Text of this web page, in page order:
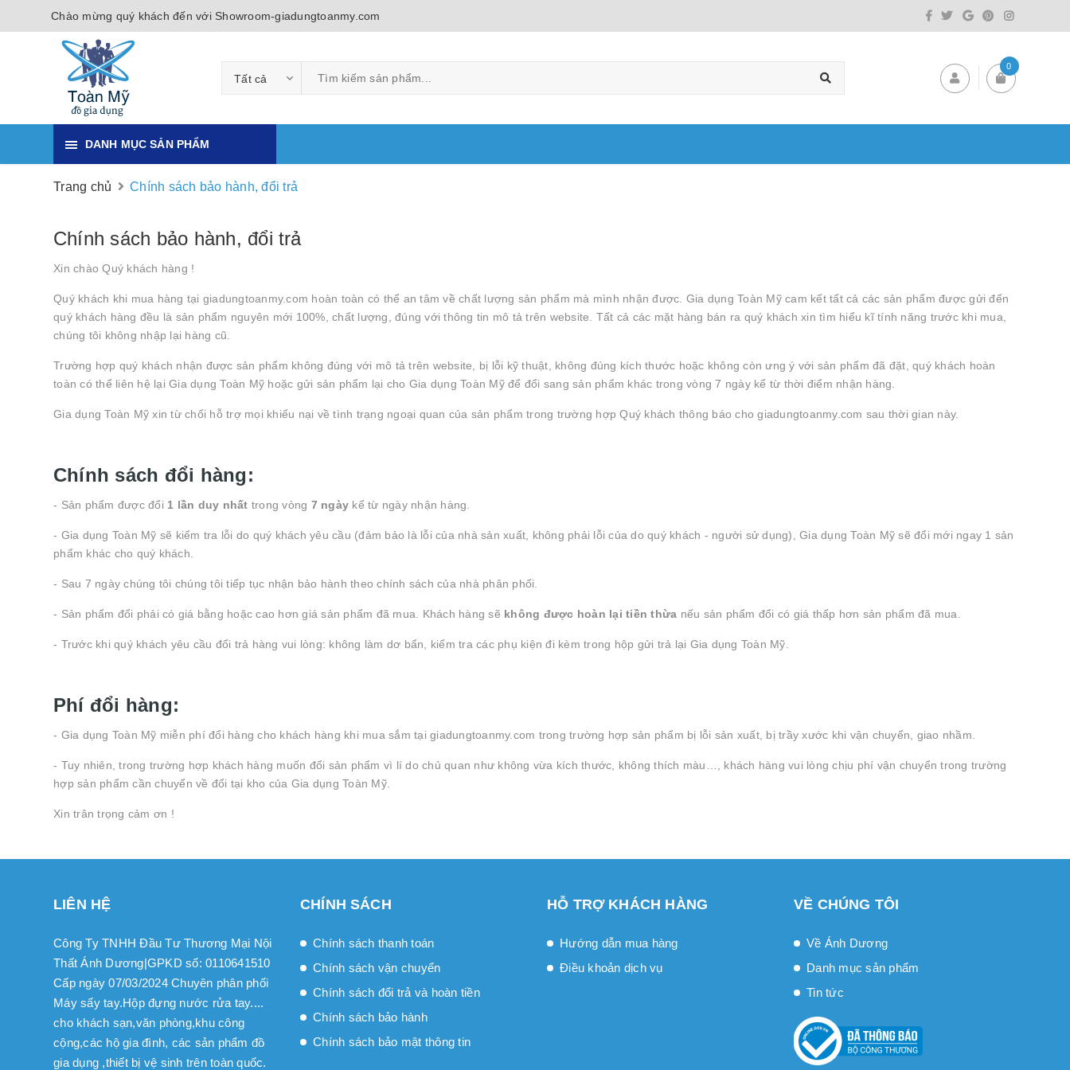
Chào mừng quý khách đến với Showroom-giadungtoanmy.com
Tất cả
0
DANH MỤC SẢN PHẨM
Trang chủ Chính sách bảo hành, đổi trả
Chính sách bảo hành, đổi trả
Xin chào Quý khách hàng !
Quý khách khi mua hàng tại giadungtoanmy.com hoàn toàn có thể an tâm về chất lượng sản phẩm mà mình nhận được. Gia dụng Toàn Mỹ cam kết tất cả các sản phẩm được gửi đến
quý khách hàng đều là sản phẩm nguyên mới 100%, chất lượng, đúng với thông tin mô tả trên website. Tất cả các mặt hàng bán ra quý khách xin tìm hiểu kĩ tính năng trước khi mua,
chúng tôi không nhập lại hàng cũ.
Trường hợp quý khách nhận được sản phẩm không đúng với mô tả trên website, bị lỗi kỹ thuật, không đúng kích thước hoặc không còn ưng ý với sản phẩm đã đặt, quý khách hoàn
toàn có thể liên hệ lại Gia dụng Toàn Mỹ hoặc gửi sản phẩm lại cho Gia dụng Toàn Mỹ để đổi sang sản phẩm khác trong vòng 7 ngày kể từ thời điểm nhận hàng.
Gia dụng Toàn Mỹ xin từ chối hỗ trợ mọi khiếu nại về tình trạng ngoại quan của sản phẩm trong trường hợp Quý khách thông báo cho giadungtoanmy.com sau thời gian này.
Chính sách đổi hàng:
- Sản phẩm được đổi 1 lần duy nhất trong vòng 7 ngày kể từ ngày nhận hàng.
- Gia dụng Toàn Mỹ sẽ kiểm tra lỗi do quý khách yêu cầu (đảm bảo là lỗi của nhà sản xuất, không phải lỗi của do quý khách - người sử dụng), Gia dụng Toàn Mỹ sẽ đổi mới ngay 1 sản
phẩm khác cho quý khách.
- Sau 7 ngày chúng tôi chúng tôi tiếp tục nhận bảo hành theo chính sách của nhà phân phối.
- Sản phẩm đổi phải có giá bằng hoặc cao hơn giá sản phẩm đã mua. Khách hàng sẽ không được hoàn lại tiền thừa nếu sản phẩm đổi có giá thấp hơn sản phẩm đã mua.
- Trước khi quý khách yêu cầu đổi trả hàng vui lòng: không làm dơ bẩn, kiểm tra các phụ kiện đi kèm trong hộp gửi trả lại Gia dụng Toàn Mỹ.
Phí đổi hàng:
- Gia dụng Toàn Mỹ miễn phí đổi hàng cho khách hàng khi mua sắm tại giadungtoanmy.com trong trường hợp sản phẩm bị lỗi sản xuất, bị trầy xước khi vận chuyển, giao nhầm.
- Tuy nhiên, trong trường hợp khách hàng muốn đổi sản phẩm vì lí do chủ quan như không vừa kích thước, không thích màu…, khách hàng vui lòng chịu phí vận chuyển trong trường
hợp sản phẩm cần chuyển về đổi tại kho của Gia dụng Toàn Mỹ.
Xin trân trọng cảm ơn !
LIÊN HỆ
Công Ty TNHH Đầu Tư Thương Mại Nội
Thất Ánh Dương|GPKD số: 0110641510
Cấp ngày 07/03/2024 Chuyên phân phối
Máy sấy tay.Hộp đựng nước rửa tay....
cho khách sạn,văn phòng,khu công
cộng,các hộ gia đình, các sản phẩm đồ
gia dụng ,thiết bị vệ sinh trên toàn quốc.
CHÍNH SÁCH
Chính sách thanh toán
Chính sách vận chuyển
Chính sách đổi trả và hoàn tiền
Chính sách bảo hành
Chính sách bảo mật thông tin
HỖ TRỢ KHÁCH HÀNG
Hướng dẫn mua hàng
Điều khoản dịch vụ
VỀ CHÚNG TÔI
Về Ánh Dương
Danh mục sản phẩm
Tin tức